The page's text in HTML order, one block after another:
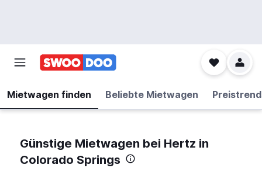
Mietwagen finden Beliebte Mietwagen
Günstige Mietwagen bei Hertz in
Colorado Springs